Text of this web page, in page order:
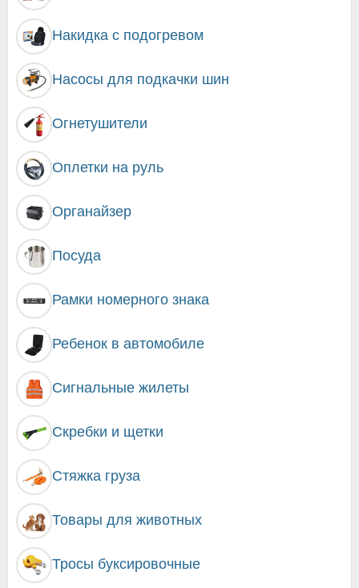
Накидка с подогревом
Насосы для подкачки шин
Огнетушители
Оплетки на руль
Органайзер
Посуда
Рамки номерного знака
Ребенок в автомобиле
Сигнальные жилеты
Скребки и щетки
Стяжка груза
Товары для животных
Тросы буксировочные